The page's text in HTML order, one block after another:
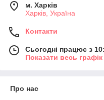
м. Харків
Харків, Україна
Контакти
Сьогодні працює з
Показати весь
Про нас